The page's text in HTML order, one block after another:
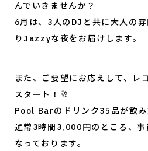
んでいきませんか？
6月は、3人のDJと共に大人の
りJazzyな夜をお届けします。
また、ご要望にお応えして、レ
スタート！🥂
Pool Barのドリンク35品が飲み
通常3時間3,000円のところ、
なっております。